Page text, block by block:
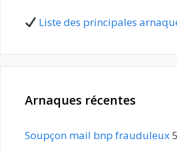
Liste des principales
Arnaques récentes
Soupçon mail bnp frauduleux